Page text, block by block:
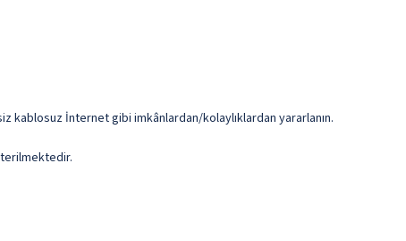
kablosuz İnternet gibi imkânlardan/kolaylıklardan yararlanın.